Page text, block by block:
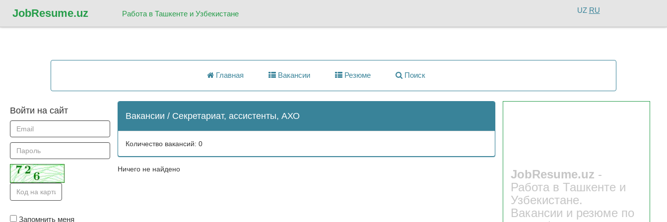
JobResume.uz Работа в Ташкенте и Узбекистане UZ RU
Главная Вакансии Резюме Поиск
Войти на сайт
Запомнить меня
Вакансии / Секретариат, ассистенты, АХО
Количество вакансий: 0
Ничего не найдено JobResume.uz -
Работа в Ташкенте и
Узбекистане.
Вакансии и резюме по